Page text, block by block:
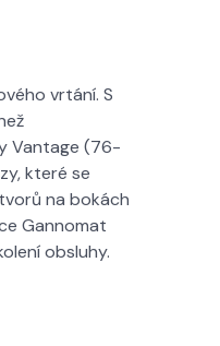
vrtání. S
Vantage (76-
které se
na bokách
Gannomat
obsluhy.